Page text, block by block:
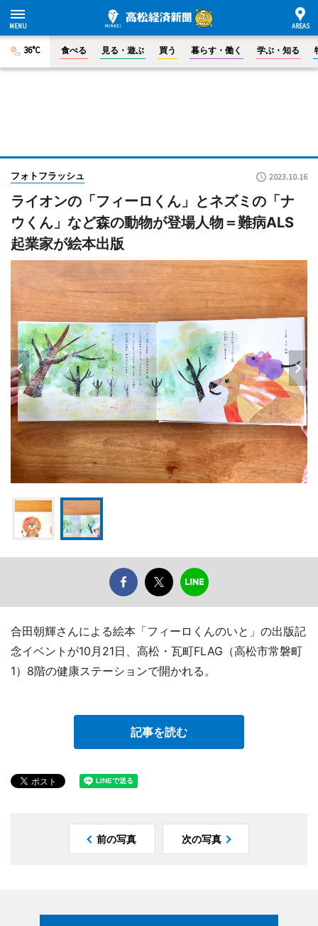
36°C 食べる 見る・遊ぶ 買う 暮らす・働く 学ぶ・知る
フォトフラッシュ 2023.10.16
ライオンの「フィーロくん」とネズミの「ナ
ウくん」など森の動物が登場人物＝難病ALS
起業家が絵本出版
合田朝輝さんによる絵本「フィーロくんのいと」の出版記
念イベントが10月21日、高松・瓦町FLAG（高松市常磐町
1）8階の健康ステーションで開かれる。
記事を読む
前の写真 次の写真